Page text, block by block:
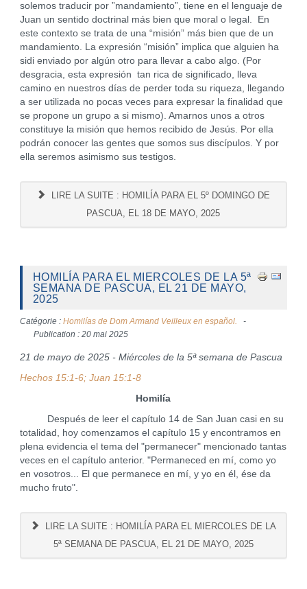
solemos traducir por ”mandamiento”, tiene en el lenguaje de
Juan un sentido doctrinal más bien que moral o legal. En
este contexto se trata de una “misión” más bien que de un
mandamiento. La expresión “misión” implica que alguien ha
sidi enviado por algún otro para llevar a cabo algo. (Por
desgracia, esta expresión tan rica de significado, lleva
camino en nuestros días de perder toda su riqueza, llegando
a ser utilizada no pocas veces para expresar la finalidad que
se propone un grupo a si mismo). Amarnos unos a otros
constituye la misión que hemos recibido de Jesús. Por ella
podrán conocer las gentes que somos sus discípulos. Y por
ella seremos asimismo sus testigos.
LIRE LA SUITE : HOMILÍA PARA EL 5º DOMINGO DE
PASCUA, EL 18 DE MAYO, 2025
HOMILÍA PARA EL MIERCOLES DE LA 5ª
SEMANA DE PASCUA, EL 21 DE MAYO,
2025
Catégorie : Homilías de Dom Armand Veilleux en español.
Publication : 20 mai 2025
21 de mayo de 2025 - Miércoles de la 5ª semana de Pascua
Hechos 15:1-6; Juan 15:1-8
Homilía
Después de leer el capítulo 14 de San Juan casi en su
totalidad, hoy comenzamos el capítulo 15 y encontramos en
plena evidencia el tema del "permanecer" mencionado tantas
veces en el capítulo anterior. "Permaneced en mí, como yo
en vosotros... El que permanece en mí, y yo en él, ése da
mucho fruto".
LIRE LA SUITE : HOMILÍA PARA EL MIERCOLES DE LA
5ª SEMANA DE PASCUA, EL 21 DE MAYO, 2025